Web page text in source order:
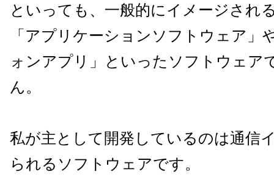
といっても、一般的にイメージされ
「アプリケーションソフトウェア」
ォンアプリ」といったソフトウェア
ん。
私が主として開発しているのは通信
られるソフトウェアです。